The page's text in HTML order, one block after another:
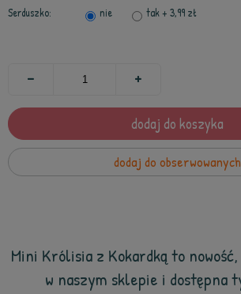
Serduszko: nie tak+ 3,99 zł
dodaj do koszyka
dodaj do obserwowanych
Mini Królisia z Kokardką to
w naszym sklepie i dostępna